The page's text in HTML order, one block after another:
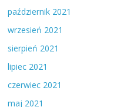
październik 2021
wrzesień 2021
sierpień 2021
lipiec 2021
czerwiec 2021
maj 2021